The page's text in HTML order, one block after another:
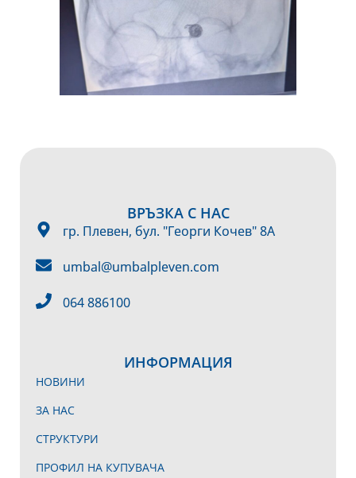
ИНФОРМАЦИЯ
НОВИНИ
ЗА НАС
СТРУКТУРИ
ПРОФИЛ НА КУПУВАЧА
ВРЪЗКА С НАС
гр. Плевен, бул. "Георги Кочев" 8А
umbal@umbalpleven.com
064 886100